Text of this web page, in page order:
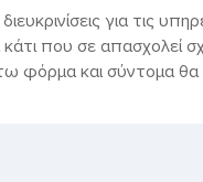
για τις
που σε απασχολεί
φόρμα και σύντομα θα